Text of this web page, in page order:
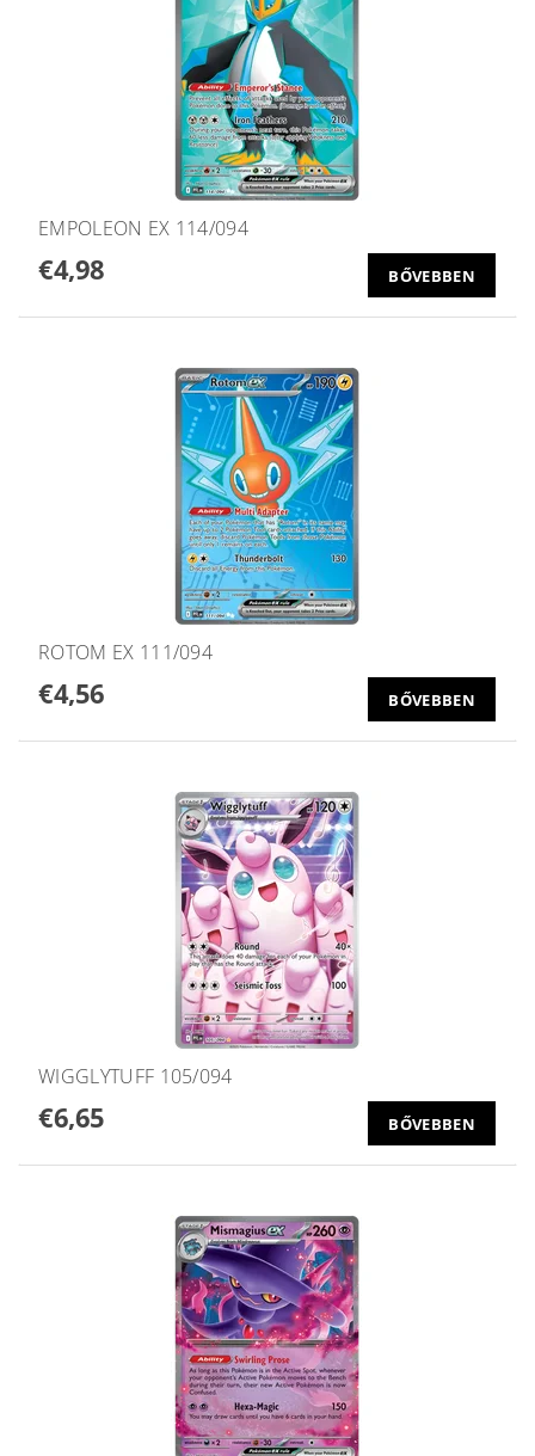
EMPOLEON EX 114/094
€4,98 BŐVEBBEN
ROTOM EX 111/094
€4,56 BŐVEBBEN
WIGGLYTUFF 105/094
€6,65 BŐVEBBEN